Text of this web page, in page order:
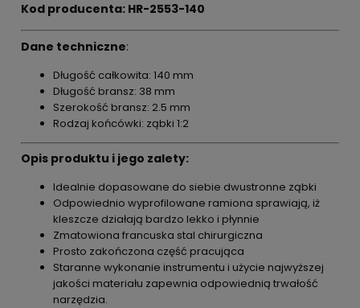
Kod producenta: HR-2553-140
Dane techniczne:
Długość całkowita: 140 mm
Długość bransz: 38 mm
Szerokość bransz: 2.5 mm
Rodzaj końcówki: ząbki 1:2
Opis produktu i jego zalety:
Idealnie dopasowane do siebie dwustronne ząbki
Odpowiednio wyprofilowane ramiona sprawiają, iż
kleszcze działają bardzo lekko i płynnie
Zmatowiona francuska stal chirurgiczna
Prosto zakończona część pracująca
Staranne wykonanie instrumentu i użycie najwyższej
jakości materiału zapewnia odpowiednią trwałość
narzędzia.